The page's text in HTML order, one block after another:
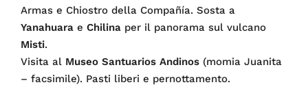
Armas e Chiostro della Compañía. Sosta a
Yanahuara e Chilina per il panorama sul vulcano
Misti.
Visita al Museo Santuarios Andinos (momia Juanita
– facsimile). Pasti liberi e pernottamento.